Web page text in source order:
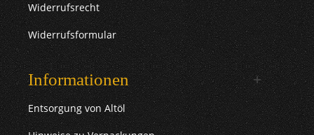
Widerrufsrecht
Widerrufsformular
Informationen
Entsorgung von Altöl